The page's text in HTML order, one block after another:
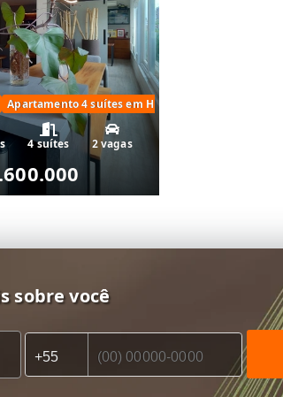
Apartamento 4 suítes em Higienópolis
4 suítes 2 vagas
sobre você